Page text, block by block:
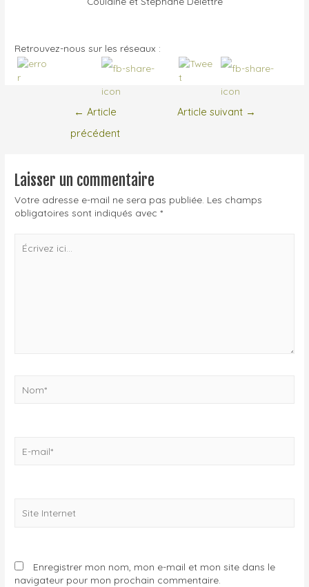
Retrouvez-nous sur les réseaux :
← Article
précédent
Article suivant →
Laisser un commentaire
Votre adresse e-mail ne sera pas publiée. Les champs
obligatoires sont indiqués avec*
Enregistrer mon nom, mon e-mail et mon site dans le
navigateur pour mon prochain commentaire.